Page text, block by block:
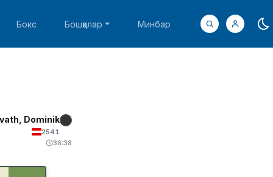
Бокс Бошқалар Минбар
Dominik
2541
36:38